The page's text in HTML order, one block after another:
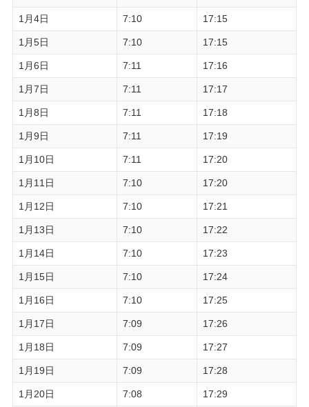
1月4日 7:10 17:15
1月5日 7:10 17:15
1月6日 7:11 17:16
1月7日 7:11 17:17
1月8日 7:11 17:18
1月9日 7:11 17:19
1月10日 7:11 17:20
1月11日 7:10 17:20
1月12日 7:10 17:21
1月13日 7:10 17:22
1月14日 7:10 17:23
1月15日 7:10 17:24
1月16日 7:10 17:25
1月17日 7:09 17:26
1月18日 7:09 17:27
1月19日 7:09 17:28
1月20日 7:08 17:29